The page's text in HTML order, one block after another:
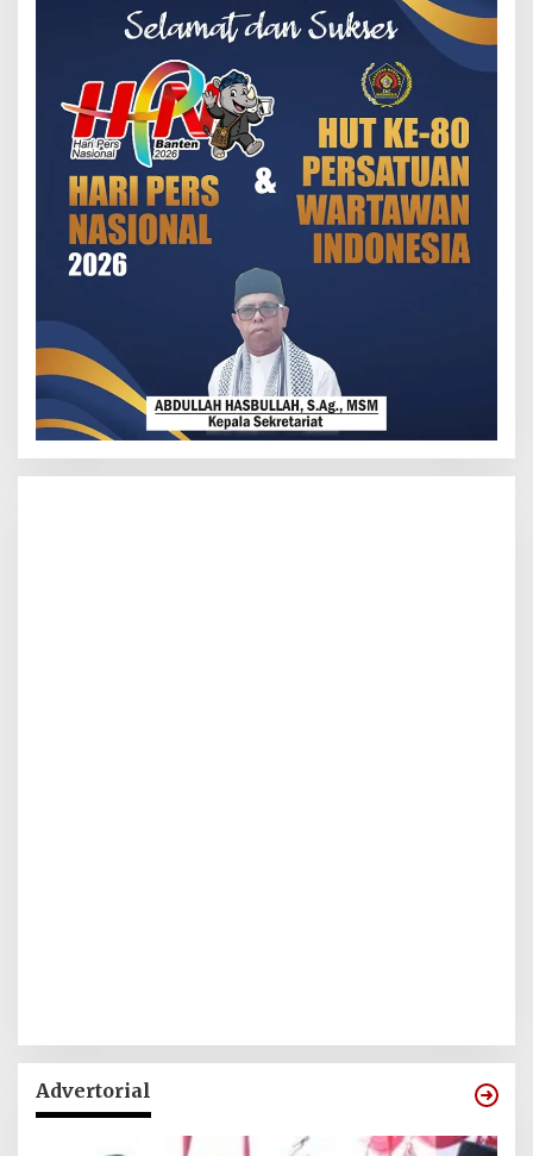
Advertorial